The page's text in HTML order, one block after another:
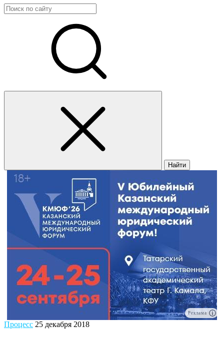
Найти
Реклама
Процесс 25 декабря 2018